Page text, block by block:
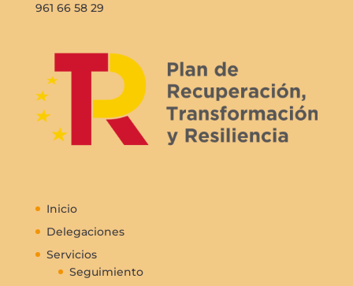
961 66 58 29
Inicio
Delegaciones
Servicios
Seguimiento